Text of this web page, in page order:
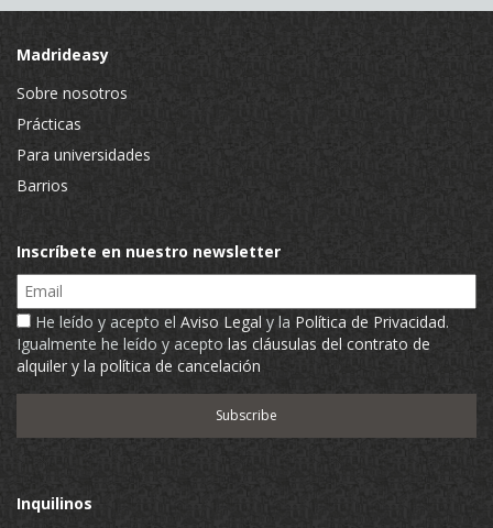
Madrideasy
Sobre nosotros
Prácticas
Para universidades
Barrios
Inscríbete en nuestro newsletter
Email
He leído y acepto el Aviso Legal y la Política de Privacidad.
Igualmente he leído y acepto las cláusulas del contrato de
alquiler y la política de cancelación
Inquilinos